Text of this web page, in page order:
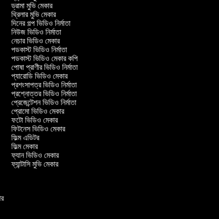
ড্রামা মুভি মেকার
থ্রিলার মুভি মেকার
দিনের গল্প ভিডিও নির্মাতা
নিউজ ভিডিও নির্মাতা
নেচার ভিডিও মেকার
পডকাস্ট ভিডিও নির্মাতা
পডকাস্ট ভিডিও মেকার কপি
পোষা প্রাণীর ভিডিও নির্মাতা
প্যারোডি ভিডিও মেকার
প্রশংসাপত্র ভিডিও নির্মাতা
প্রশ্নোত্তর ভিডিও নির্মাতা
প্রেজেন্টেশন ভিডিও নির্মাতা
প্রোমো ভিডিও মেকার
ফটো ভিডিও মেকার
ফিটনেস ভিডিও মেকার
ফিল্ম এডিটর
ফিল্ম মেকার
ফ্যান ভিডিও মেকার
ফ্যান্টাসি মুভি মেকার